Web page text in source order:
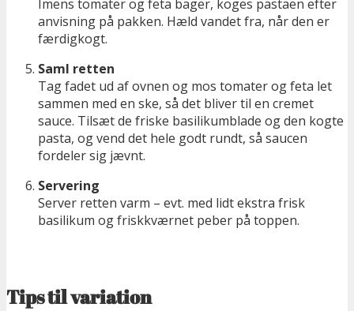
Imens tomater og feta bager, koges pastaen efter
anvisning på pakken. Hæld vandet fra, når den er
færdigkogt.
Saml retten
Tag fadet ud af ovnen og mos tomater og feta let
sammen med en ske, så det bliver til en cremet
sauce. Tilsæt de friske basilikumblade og den kogte
pasta, og vend det hele godt rundt, så saucen
fordeler sig jævnt.
Servering
Server retten varm – evt. med lidt ekstra frisk
basilikum og friskkværnet peber på toppen.
Tips til variation